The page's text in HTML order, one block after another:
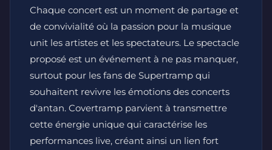
Chaque concert est un moment de partage et
de convivialité où la passion pour la musique
unit les artistes et les spectateurs. Le spectacle
proposé est un événement à ne pas manquer,
surtout pour les fans de Supertramp qui
souhaitent revivre les émotions des concerts
d'antan. Covertramp parvient à transmettre
cette énergie unique qui caractérise les
performances live, créant ainsi un lien fort